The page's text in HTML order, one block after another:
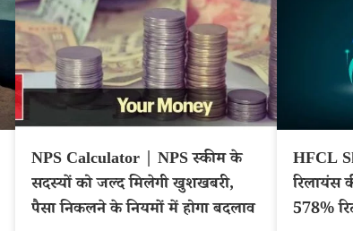
NPS Calculator | NPS स्कीम के
सदस्यों को जल्द मिलेगी खुशखबरी,
पैसा निकलने के नियमों में होगा बदलाव
HFCL
रिलायंस
578%